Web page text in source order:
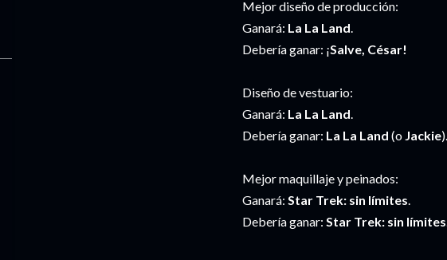
Mejor diseño de producción:
Ganará: La La Land.
Debería ganar: ¡Salve, César!
Diseño de vestuario:
Ganará: La La Land.
Debería ganar: La La Land (o Jackie).
Mejor maquillaje y peinados:
Ganará: Star Trek: sin límites.
Debería ganar: Star Trek: sin límites